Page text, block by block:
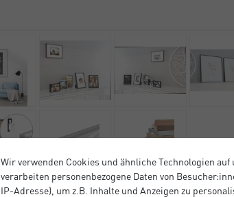
Wir verwenden Cookies und ähnliche Technologien auf
verarbeiten personenbezogene Daten von
IP-Adresse), um z.B. Inhalte und Anzeigen zu